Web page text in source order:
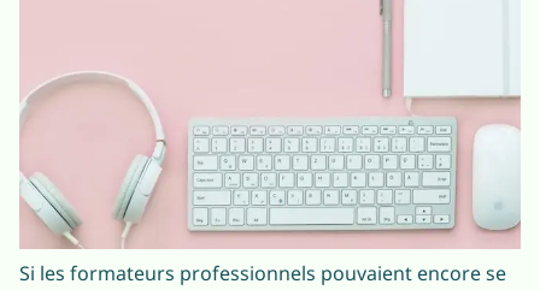
Si les formateurs professionnels pouvaient encore se